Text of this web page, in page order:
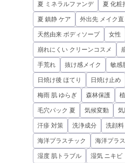
夏 ミネラルファンデ 夏 化粧
夏 鎮静 ケア 外出先 メイク直
天然由来 ボディソープ 女性
崩れにくい クリーンコスメ
手荒れ 抜け感メイク 敏感
日焼け後 ほてり 日焼け止め
梅雨 肌 ゆらぎ 森林保護
毛穴パック 夏 気候変動 気
汗疹 対策 洗浄成分 洗顔料
海洋プラスチック 海洋プラ
湿度 肌トラブル 湿気 ニキビ